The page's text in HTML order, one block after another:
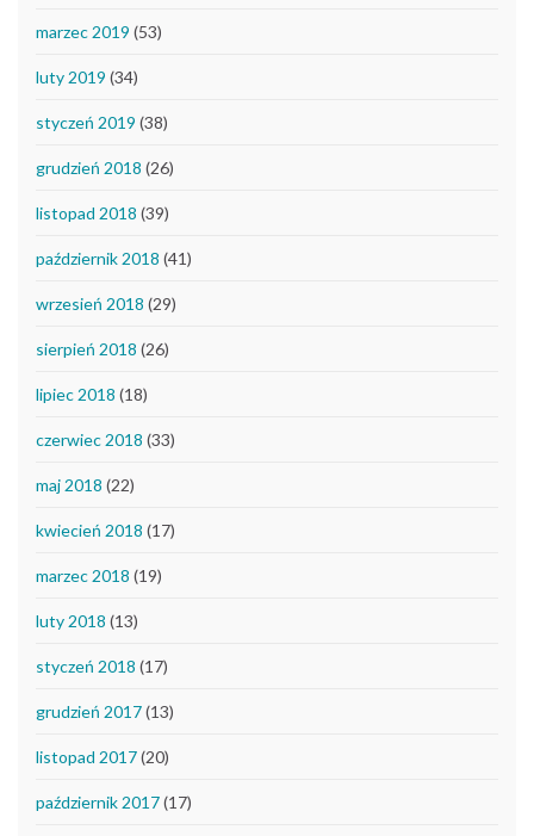
marzec 2019 (53)
luty 2019 (34)
styczeń 2019 (38)
grudzień 2018 (26)
listopad 2018 (39)
październik 2018 (41)
wrzesień 2018 (29)
sierpień 2018 (26)
lipiec 2018 (18)
czerwiec 2018 (33)
maj 2018 (22)
kwiecień 2018 (17)
marzec 2018 (19)
luty 2018 (13)
styczeń 2018 (17)
grudzień 2017(13)
listopad 2017(20)
październik 2017(17)